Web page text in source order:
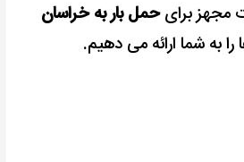
مجهز برایحمل بار به خراسان
را به شما ارائه می دهیم.